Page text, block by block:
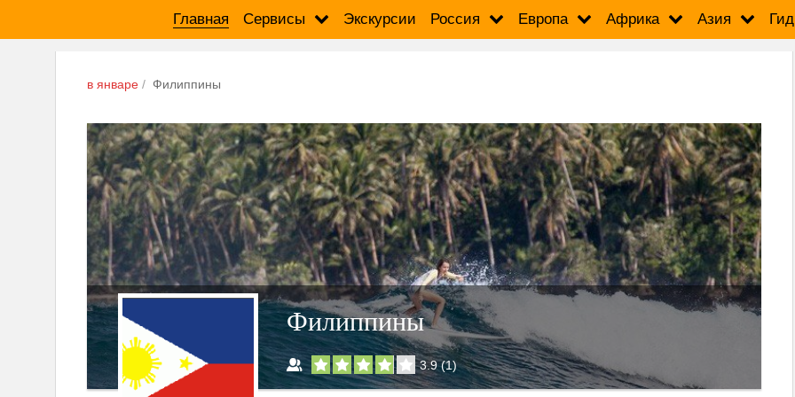
Главная Сервисы Экскурсии Россия Европа Африка Азия
в январе Филиппины
Филиппины
3.9(1)